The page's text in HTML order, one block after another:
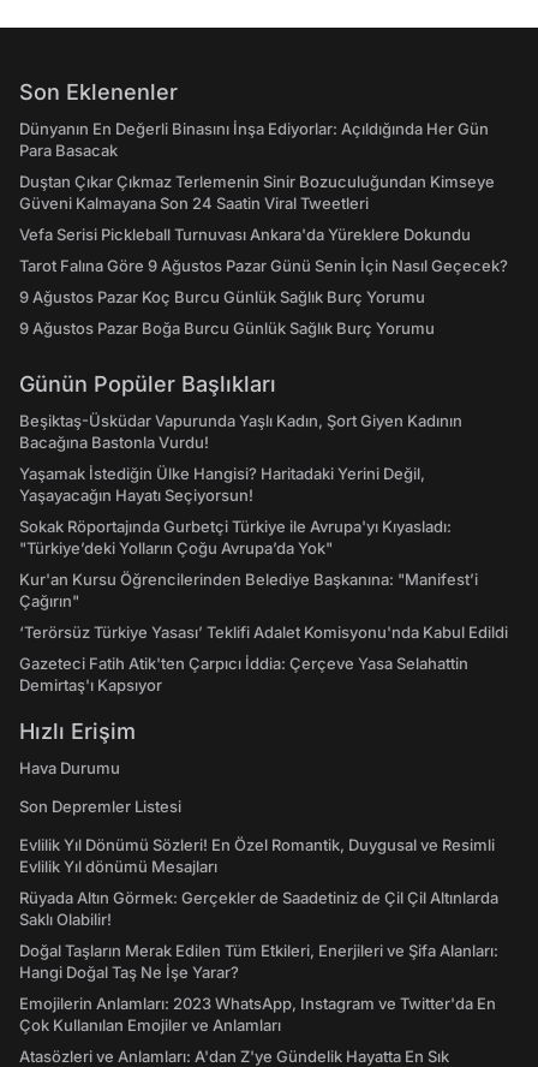
Son Eklenenler
Dünyanın En Değerli Binasını İnşa Ediyorlar: Açıldığında Her Gün
Para Basacak
Duştan Çıkar Çıkmaz Terlemenin Sinir Bozuculuğundan Kimseye
Güveni Kalmayana Son 24 Saatin Viral Tweetleri
Vefa Serisi Pickleball Turnuvası Ankara'da Yüreklere Dokundu
Tarot Falına Göre 9 Ağustos Pazar Günü Senin İçin Nasıl Geçecek?
9 Ağustos Pazar Koç Burcu Günlük Sağlık Burç Yorumu
9 Ağustos Pazar Boğa Burcu Günlük Sağlık Burç Yorumu
Günün Popüler Başlıkları
Beşiktaş-Üsküdar Vapurunda Yaşlı Kadın, Şort Giyen Kadının
Bacağına Bastonla Vurdu!
Yaşamak İstediğin Ülke Hangisi? Haritadaki Yerini Değil,
Yaşayacağın Hayatı Seçiyorsun!
Sokak Röportajında Gurbetçi Türkiye ile Avrupa'yı Kıyasladı:
"Türkiye’deki Yolların Çoğu Avrupa’da Yok"
Kur'an Kursu Öğrencilerinden Belediye Başkanına: "Manifest’i
Çağırın"
‘Terörsüz Türkiye Yasası’ Teklifi Adalet Komisyonu'nda Kabul Edildi
Gazeteci Fatih Atik'ten Çarpıcı İddia: Çerçeve Yasa Selahattin
Demirtaş'ı Kapsıyor
Hızlı Erişim
Hava Durumu
Son Depremler Listesi
Evlilik Yıl Dönümü Sözleri! En Özel Romantik, Duygusal ve Resimli
Evlilik Yıl dönümü Mesajları
Rüyada Altın Görmek: Gerçekler de Saadetiniz de Çil Çil Altınlarda
Saklı Olabilir!
Doğal Taşların Merak Edilen Tüm Etkileri, Enerjileri ve Şifa Alanları:
Hangi Doğal Taş Ne İşe Yarar?
Emojilerin Anlamları: 2023 WhatsApp, Instagram ve Twitter'da En
Çok Kullanılan Emojiler ve Anlamları
Atasözleri ve Anlamları: A'dan Z'ye Gündelik Hayatta En Sık